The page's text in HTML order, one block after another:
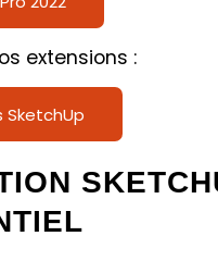
extensions :
SketchUp